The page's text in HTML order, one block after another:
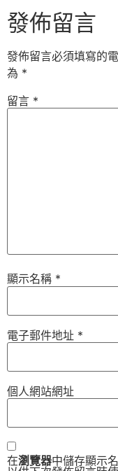
發佈留言
發佈留言必須填寫的
為 *
留言 *
顯示名稱 *
電子郵件地址 *
個人網站網址
在瀏覽器中儲存顯示